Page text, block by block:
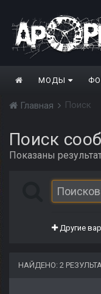
МОДЫ
Главная Поиск
Поиск
Показаны
Другие
НАЙДЕНО: 2